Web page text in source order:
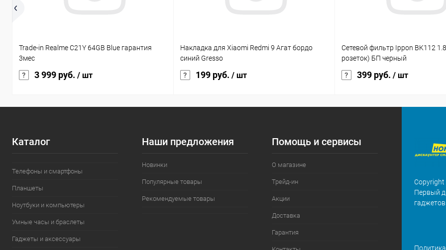
Trade-in Realme C21Y 64GB Blue гарантия
3мес
3 999 руб. / шт
Накладка для Xiaomi Redmi 9 Агат бордо
синий Gresso
199 руб. / шт
Сетевой фильтр Ippon BK112
розеток) БП черный
399 руб. / шт
Каталог
Телефоны и смартфоны
Планшеты
Ноутбуки и компьютеры
Умные часы и браслеты
Гаджеты и аксессуары
Наши предложения
Новинки
Популярные товары
Рекомендуемые товары
Помощь и сервисы
О магазине
Трейд-ин
Акции
Доставка
Гарантия
Copyright
Первый